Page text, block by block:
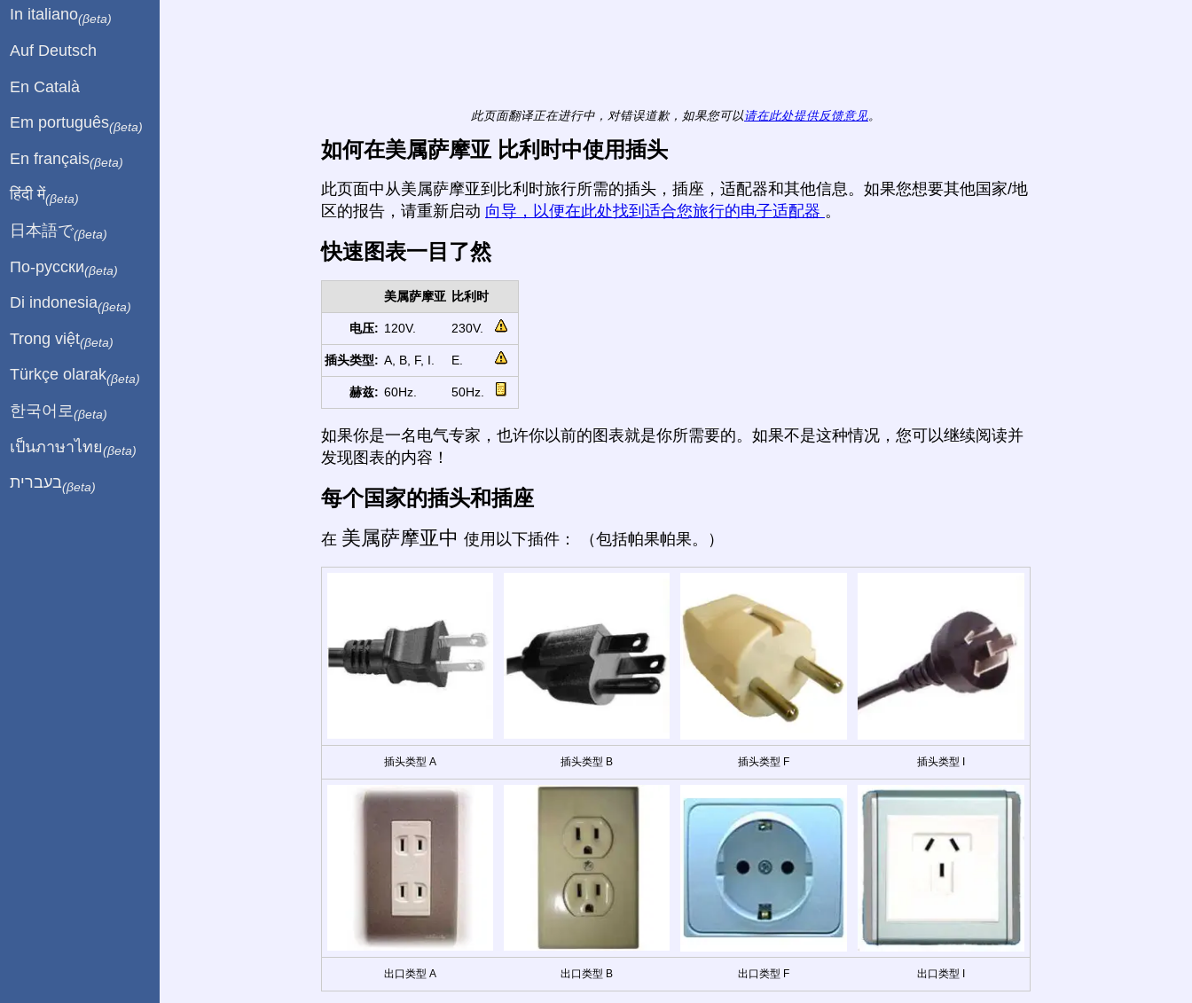
此页面翻译正在进行中，对错误道歉，如果您可以请在此处提供反馈意见。
如何在美属萨摩亚 比利时中使用插头
此页面中从美属萨摩亚到比利时旅行所需的插头，插座，适配器和其他信息。如果您想要其他国家/地
区的报告，请重新启动 向导，以便在此处找到适合您旅行的电子适配器 。
快速图表一目了然
美属萨摩亚 比利时
电压: 120V. 230V.
插头类型: A, B, F, I. E.
赫兹: 60Hz. 50Hz.
如果你是一名电气专家，也许你以前的图表就是你所需要的。如果不是这种情况，您可以继续阅读并
发现图表的内容！
每个国家的插头和插座
在 美属萨摩亚中 使用以下插件： （包括帕果帕果。）
插头类型 A 插头类型 B 插头类型 F 插头类型 I
出口类型 A 出口类型 B 出口类型 F 出口类型 I
In italiano(βeta)
Auf Deutsch
En Català
Em português(βeta)
En français(βeta)
हिंदी में(βeta)
日本語で(βeta)
По-русски(βeta)
Di indonesia(βeta)
Trong việt(βeta)
Türkçe olarak(βeta)
한국어로 (βeta)
เป็นภาษาไทย(βeta)
בעברית(βeta)